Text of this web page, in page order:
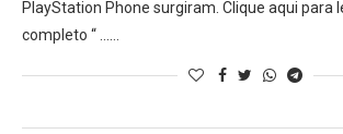
PlayStation Phone surgiram. Clique aqui para
completo “ ……